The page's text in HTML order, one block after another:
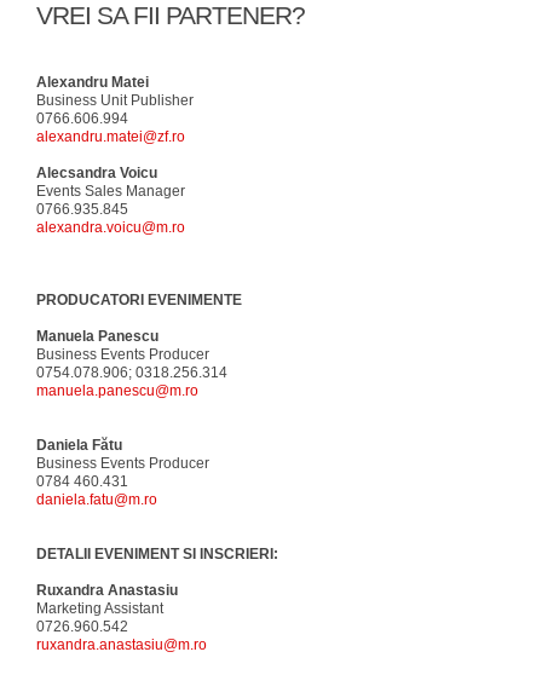
VREI SA FII PARTENER?
Alexandru Matei
Business Unit Publisher
0766.606.994
alexandru.matei@zf.ro
Alecsandra Voicu
Events Sales Manager
0766.935.845
alexandra.voicu@m.ro
PRODUCATORI EVENIMENTE
Manuela Panescu
Business Events Producer
0754.078.906; 0318.256.314
manuela.panescu@m.ro
Daniela Fătu
Business Events Producer
0784 460.431
daniela.fatu@m.ro
DETALII EVENIMENT SI INSCRIERI:
Ruxandra Anastasiu
Marketing Assistant
0726.960.542
ruxandra.anastasiu@m.ro